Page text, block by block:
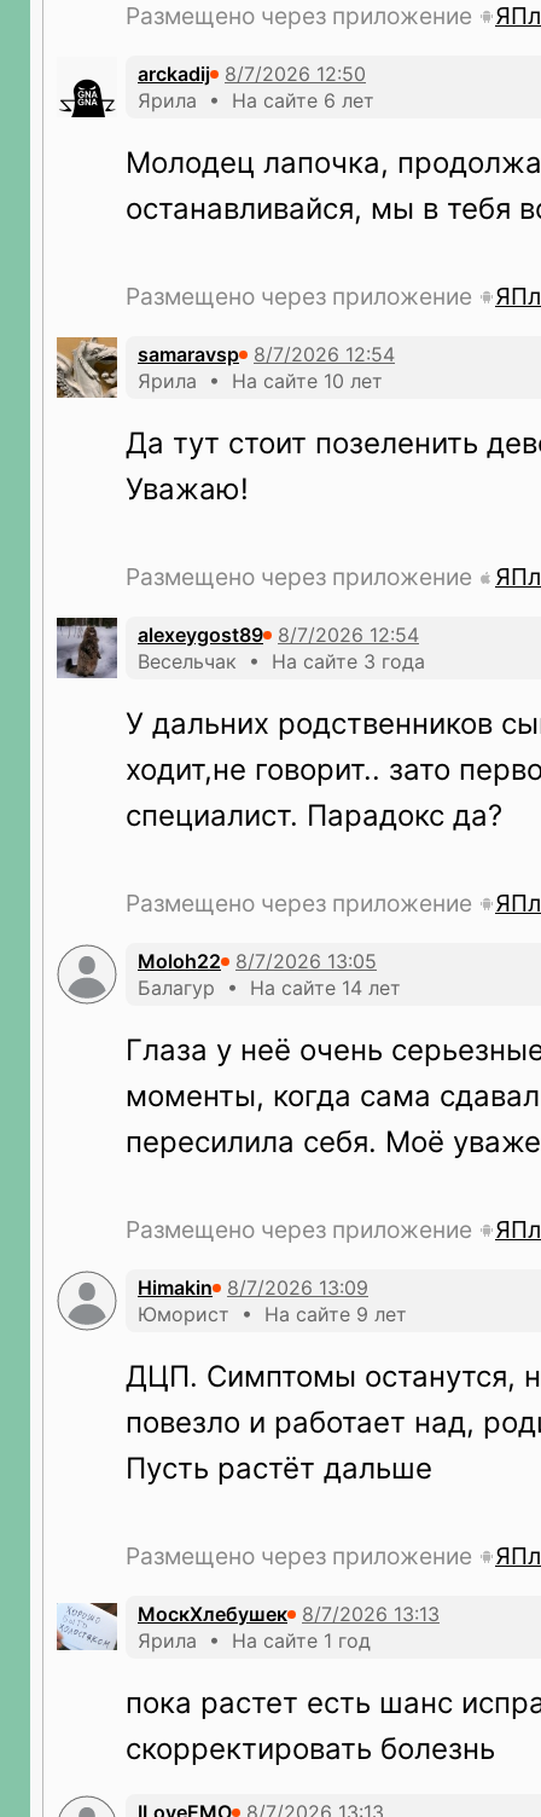
Размещено через приложение
arckadij
Ярила • На сайте 6 лет
Молодец лапочка,
останавливайся, мы в тебя
Размещено через приложение
samaravsp
Ярила • На сайте 10 лет
Да тут стоит позеленить
Уважаю!
Размещено через приложение
alexeygost89
Весельчак • На сайте 3 года
У дальних родственников
ходит,не говорит.. зато
специалист. Парадокс да?
Размещено через приложение
Moloh22
Балагур • На сайте 14 лет
Глаза у неё очень
моменты, когда сама
пересилила себя. Моё
Размещено через приложение
Himakin
Юморист • На сайте 9 лет
ДЦП. Симптомы останутся,
повезло и работает над,
Пусть растёт дальше
Размещено через приложение
МоскХлебушек
Ярила • На сайте 1 год
пока растет есть шанс
скорректировать болезнь
ILoveEMO